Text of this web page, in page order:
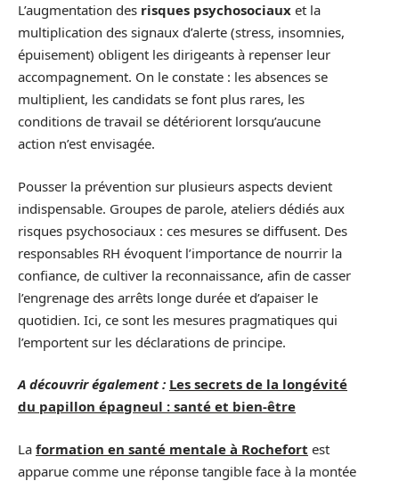
L’augmentation des risques psychosociaux et la
multiplication des signaux d’alerte (stress, insomnies,
épuisement) obligent les dirigeants à repenser leur
accompagnement. On le constate : les absences se
multiplient, les candidats se font plus rares, les
conditions de travail se détériorent lorsqu’aucune
action n’est envisagée.
Pousser la prévention sur plusieurs aspects devient
indispensable. Groupes de parole, ateliers dédiés aux
risques psychosociaux : ces mesures se diffusent. Des
responsables RH évoquent l’importance de nourrir la
confiance, de cultiver la reconnaissance, afin de casser
l’engrenage des arrêts longe durée et d’apaiser le
quotidien. Ici, ce sont les mesures pragmatiques qui
l’emportent sur les déclarations de principe.
A découvrir également : Les secrets de la longévité
du papillon épagneul : santé et bien-être
La formation en santé mentale à Rochefort est
apparue comme une réponse tangible face à la montée